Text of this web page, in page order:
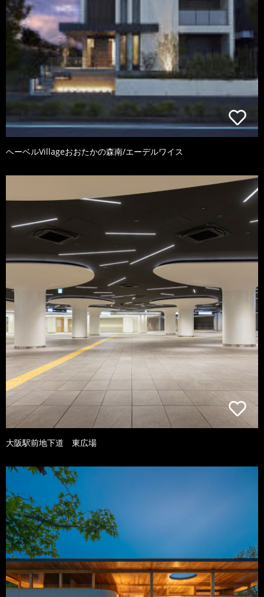
ヘーベルVillageおおたかの森南/エーデルワイス
大阪駅前地下道 東広場